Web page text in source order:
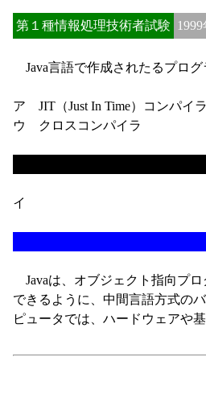
第１種情報処理技術者試験
Java言語で作成されたるプロ
ア JIT（Just In Time）コンパイラ
ウ クロスコンパイラ
イ
Javaは、オブジェクト指向プ
できるように、中間言語方式の
ピュータでは、ハードウェアや